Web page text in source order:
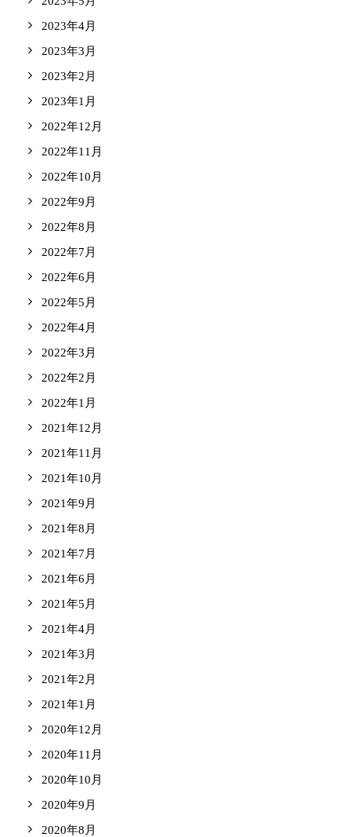
2023年4月
2023年3月
2023年2月
2023年1月
2022年12月
2022年11月
2022年10月
2022年9月
2022年8月
2022年7月
2022年6月
2022年5月
2022年4月
2022年3月
2022年2月
2022年1月
2021年12月
2021年11月
2021年10月
2021年9月
2021年8月
2021年7月
2021年6月
2021年5月
2021年4月
2021年3月
2021年2月
2021年1月
2020年12月
2020年11月
2020年10月
2020年9月
2020年8月